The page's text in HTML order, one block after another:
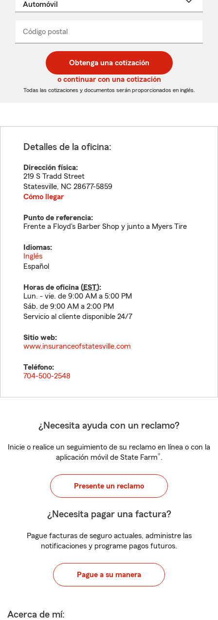
desplegable
Código postal
de
5
dígitos
de
5
dígitos
_____
Obtenga una cotización
o continuar con una cotización
Todas las cotizaciones y documentos serán proporcionados en inglés.
Detalles de la oficina:
Dirección física:
219 S Tradd Street
Statesville, NC 28677-5859
Cómo llegar
Punto de referencia:
Frente a Floyd's Barber Shop y junto a Myers Tire
Idiomas:
Inglés
Español
Horas de oficina (EST):
Lun. - vie. de 9:00 AM a 5:00 PM
Sáb. de 9:00 AM a 2:00 PM
Servicio al cliente disponible 24/7
Sitio web:
www.insuranceofstatesville.com
Teléfono:
704-500-2548
¿Necesita ayuda con un reclamo?
Inicie o realice un seguimiento de su reclamo en línea o con la
aplicación móvil de State Farm®.
Presente un reclamo
¿Necesita pagar una factura?
Pague facturas de seguro actuales, administre las
notificaciones y programe pagos futuros.
Pague a su manera
Acerca de mí: